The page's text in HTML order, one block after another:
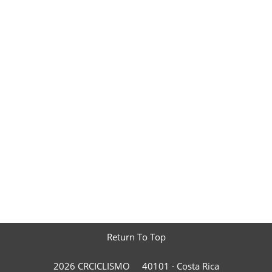
Return To Top
2026 CRCICLISMO 40101 · Costa Rica